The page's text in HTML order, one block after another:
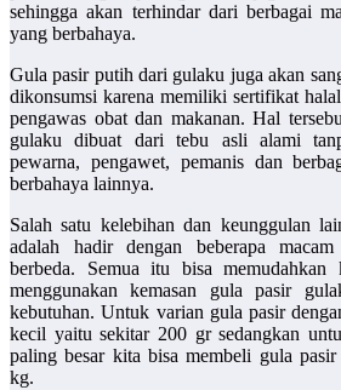
sehingga akan terhindar dari berbagai
yang berbahaya.
Gula pasir putih dari gulaku juga akan
dikonsumsi karena memiliki sertifikat
pengawas obat dan makanan. Hal
gulaku dibuat dari tebu asli alami
pewarna, pengawet, pemanis dan
berbahaya lainnya.
Salah satu kelebihan dan keunggulan
adalah hadir dengan beberapa
berbeda. Semua itu bisa
menggunakan kemasan gula pasir
kebutuhan. Untuk varian gula pasir
kecil yaitu sekitar 200 gr sedangkan
paling besar kita bisa membeli gula
kg.